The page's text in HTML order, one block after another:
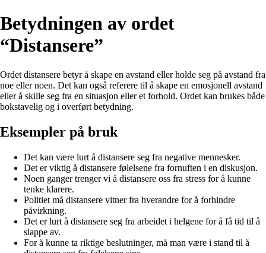
Betydningen av ordet
“Distansere”
Ordet distansere betyr å skape en avstand eller holde seg på avstand fra
noe eller noen. Det kan også referere til å skape en emosjonell avstand
eller å skille seg fra en situasjon eller et forhold. Ordet kan brukes både
bokstavelig og i overført betydning.
Eksempler på bruk
Det kan være lurt å distansere seg fra negative mennesker.
Det er viktig å distansere følelsene fra fornuften i en diskusjon.
Noen ganger trenger vi å distansere oss fra stress for å kunne
tenke klarere.
Politiet må distansere vitner fra hverandre for å forhindre
påvirkning.
Det er lurt å distansere seg fra arbeidet i helgene for å få tid til å
slappe av.
For å kunne ta riktige beslutninger, må man være i stand til å